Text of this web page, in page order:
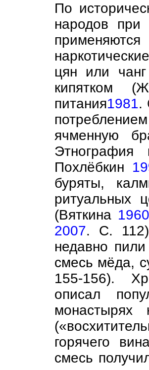
По
народов при
цян или
кипятком
питания1981.
ячменную
Этнография
Похлёбкин
буряты,
ритуальных
(Вяткина 1960
2007. С.
недавно
смесь мёда,
155-156).
описал
горячего
смесь